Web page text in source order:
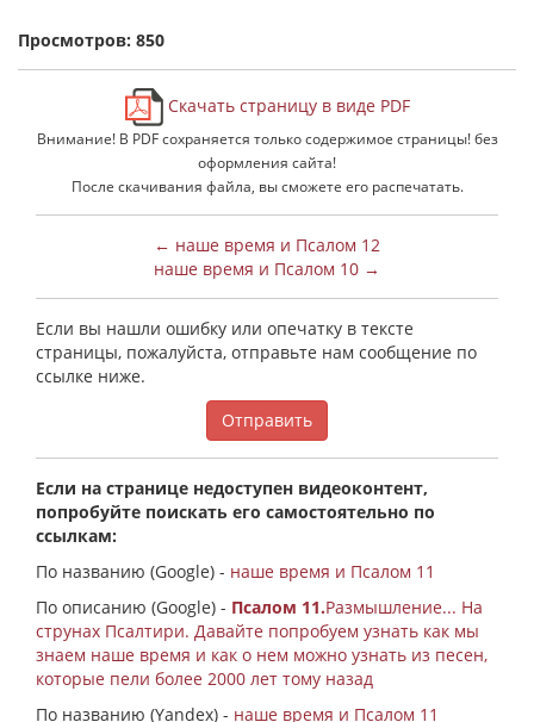
Просмотров: 850
Скачать страницу в виде PDF
Внимание! В PDF сохраняется только содержимое страницы! без
оформления сайта!
После скачивания файла, вы сможете его распечатать.
← наше время и Псалом 12
наше время и Псалом 10 →
Если вы нашли ошибку или опечатку в тексте
страницы, пожалуйста, отправьте нам сообщение по
ссылке ниже.
Отправить
Если на странице недоступен видеоконтент,
попробуйте поискать его самостоятельно по
ссылкам:
По названию (Google) - наше время и Псалом 11
По описанию (Google) - Псалом 11.Размышление... На
струнах Псалтири. Давайте попробуем узнать как мы
знаем наше время и как о нем можно узнать из песен,
которые пели более 2000 лет тому назад
По названию (Yandex) - наше время и Псалом 11